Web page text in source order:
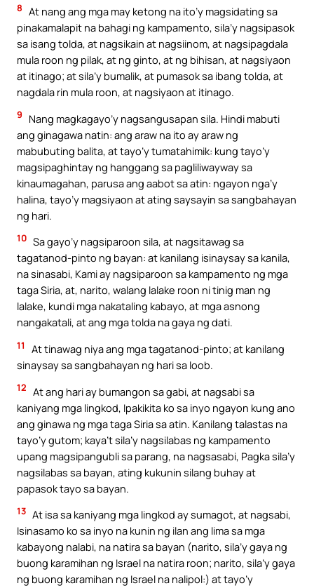
8 At nang ang mga may ketong na ito’y magsidating sa
pinakamalapit na bahagi ng kampamento, sila’y nagsipasok
sa isang tolda, at nagsikain at nagsiinom, at nagsipagdala
mula roon ng pilak, at ng ginto, at ng bihisan, at nagsiyaon
at itinago; at sila’y bumalik, at pumasok sa ibang tolda, at
nagdala rin mula roon, at nagsiyaon at itinago.
9
Nang magkagayo’y nagsangusapan sila. Hindi mabuti
ang ginagawa natin: ang araw na ito ay araw ng
mabubuting balita, at tayo’y tumatahimik: kung tayo’y
magsipaghintay ng hanggang sa pagliliwayway sa
kinaumagahan, parusa ang aabot sa atin: ngayon nga’y
halina, tayo’y magsiyaon at ating saysayin sa sangbahayan
ng hari.
10 Sa gayo’y nagsiparoon sila, at nagsitawag sa
tagatanod-pinto ng bayan: at kanilang isinaysay sa kanila,
na sinasabi, Kami ay nagsiparoon sa kampamento ng mga
taga Siria, at, narito, walang lalake roon ni tinig man ng
lalake, kundi mga nakataling kabayo, at mga asnong
nangakatali, at ang mga tolda na gaya ng dati.
11
At tinawag niya ang mga tagatanod-pinto; at kanilang
sinaysay sa sangbahayan ng hari sa loob.
12 At ang hari ay bumangon sa gabi, at nagsabi sa
kaniyang mga lingkod, Ipakikita ko sa inyo ngayon kung ano
ang ginawa ng mga taga Siria sa atin. Kanilang talastas na
tayo’y gutom; kaya’t sila’y nagsilabas ng kampamento
upang magsipangubli sa parang, na nagsasabi, Pagka sila’y
nagsilabas sa bayan, ating kukunin silang buhay at
papasok tayo sa bayan.
13 At isa sa kaniyang mga lingkod ay sumagot, at nagsabi,
Isinasamo ko sa inyo na kunin ng ilan ang lima sa mga
kabayong nalabi, na natira sa bayan (narito, sila’y gaya ng
buong karamihan ng Israel na natira roon; narito, sila’y gaya
ng buong karamihan ng Israel na nalipol:) at tayo’y